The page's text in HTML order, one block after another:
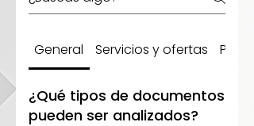
General Servicios y ofertas Pagos
¿Qué tipos de documentos
pueden ser analizados?